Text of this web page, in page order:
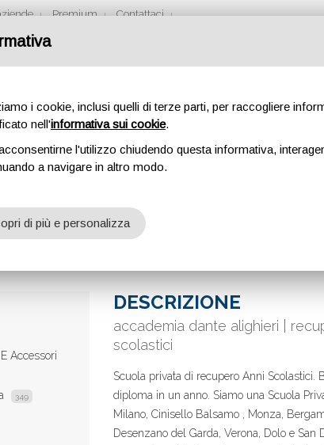
Premium Contattaci
DANTE
Dante Alighieri
Accessori
349
DESCRIZIONE
accademia dante alighieri |
scolastici
Scuola privata di recupero Anni Scolastici.
diploma in un anno. Siamo una Scuola
Milano, Cinisello Balsamo , Monza,
Desenzano del Garda, Verona, Dolo e San
i cookie, inclusi quelli di terze parti, per raccogliere
nell'informativa sui cookie.
l'utilizzo chiudendo questa informativa,
a navigare in altro modo.
di più e personalizza